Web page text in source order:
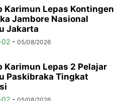
Karimun Lepas Kontingen
Jambore Nasional
Jakarta
02 - 05/08/2026
Karimun Lepas 2 Pelajar
Paskibraka Tingkat
02 -